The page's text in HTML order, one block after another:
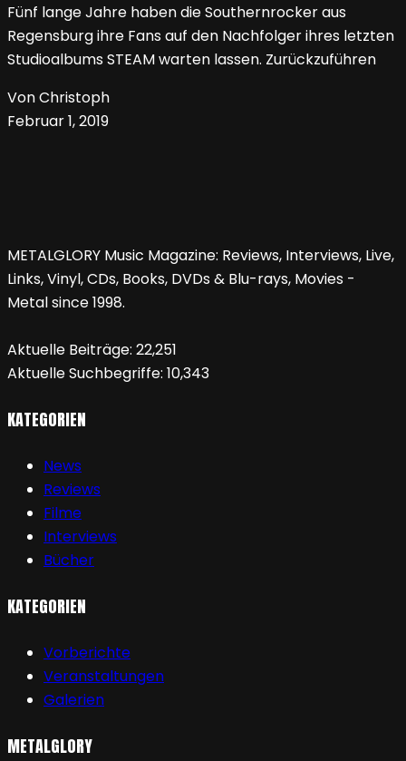
Fünf lange Jahre haben die Southernrocker aus
Regensburg ihre Fans auf den Nachfolger ihres letzten
Studioalbums STEAM warten lassen. Zurückzuführen
Von Christoph
Februar 1, 2019
METALGLORY Music Magazine: Reviews, Interviews, Live,
Links, Vinyl, CDs, Books, DVDs & Blu-rays, Movies -
Metal since 1998.
Aktuelle Beiträge: 22,251
Aktuelle Suchbegriffe: 10,343
KATEGORIEN
News
Reviews
Filme
Interviews
Bücher
KATEGORIEN
Vorberichte
Veranstaltungen
Galerien
METALGLORY